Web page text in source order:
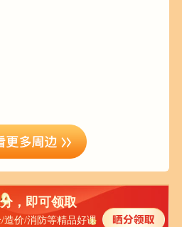
，即可领取
造价/消防等精品好课